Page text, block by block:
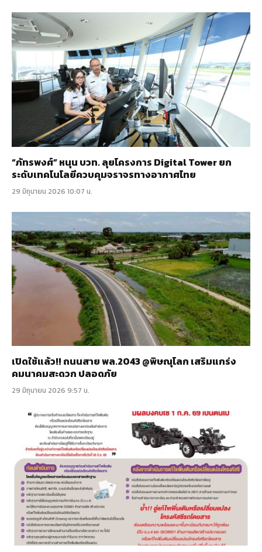
“ภัทรพงศ์” หนุน บวท. ลุยโครงการ Digital Tower ยก
ระดับเทคโนโลยีควบคุมจราจรทางอากาศไทย
29 มิถุนายน 2026 10:07 น.
เปิดใช้แล้ว!! ถนนสาย พล.2043 @พิษณุโลก เสริมแกร่ง
คมนาคมสะดวก ปลอดภัย
29 มิถุนายน 2026 9:57 น.